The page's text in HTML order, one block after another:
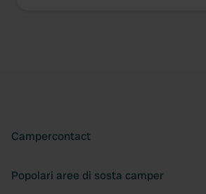
Campercontact
Popolari aree di sosta camper